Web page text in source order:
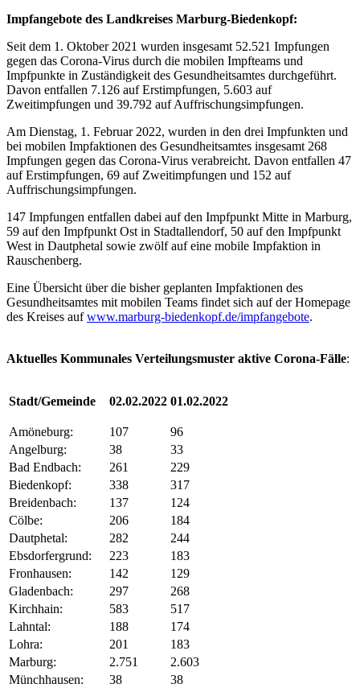
Impfangebote des Landkreises Marburg-Biedenkopf:
Seit dem 1. Oktober 2021 wurden insgesamt 52.521 Impfungen
gegen das Corona-Virus durch die mobilen Impfteams und
Impfpunkte in Zuständigkeit des Gesundheitsamtes durchgeführt.
Davon entfallen 7.126 auf Erstimpfungen, 5.603 auf
Zweitimpfungen und 39.792 auf Auffrischungsimpfungen.
Am Dienstag, 1. Februar 2022, wurden in den drei Impfunkten und
bei mobilen Impfaktionen des Gesundheitsamtes insgesamt 268
Impfungen gegen das Corona-Virus verabreicht. Davon entfallen 47
auf Erstimpfungen, 69 auf Zweitimpfungen und 152 auf
Auffrischungsimpfungen.
147 Impfungen entfallen dabei auf den Impfpunkt Mitte in Marburg,
59 auf den Impfpunkt Ost in Stadtallendorf, 50 auf den Impfpunkt
West in Dautphetal sowie zwölf auf eine mobile Impfaktion in
Rauschenberg.
Eine Übersicht über die bisher geplanten Impfaktionen des
Gesundheitsamtes mit mobilen Teams findet sich auf der Homepage
des Kreises aufwww.marburg-biedenkopf.de/impfangebote.
Aktuelles Kommunales Verteilungsmuster aktive Corona-Fälle:
Stadt/Gemeinde 02.02.2022 01.02.2022
Amöneburg: 107
96
Angelburg:
38
33
Bad Endbach:
261
229
Biedenkopf:
338
317
Breidenbach:
137
124
Cölbe:
206
184
Dautphetal:
282
244
Ebsdorfergrund:
223
183
Fronhausen:
142
129
Gladenbach:
297
268
Kirchhain:
583
517
Lahntal:
188
174
Lohra:
201
183
Marburg:
2.751
2.603
Münchhausen:
38
38